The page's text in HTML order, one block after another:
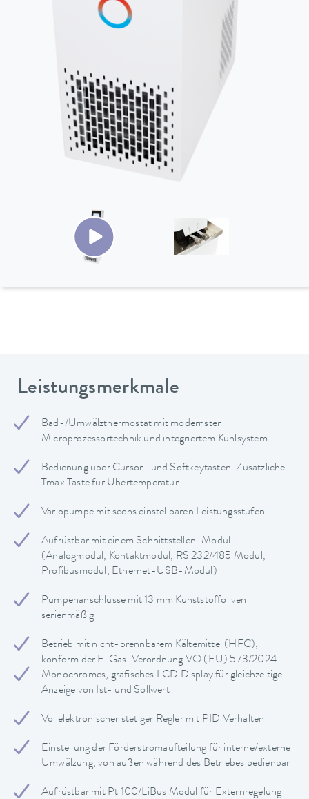
Leistungsmerkmale
Bad-/Umwälzthermostat mit modernster
Microprozessortechnik und integriertem Kühlsystem
Bedienung über Cursor- und Softkeytasten. Zusätzliche
Tmax Taste für Übertemperatur
Variopumpe mit sechs einstellbaren Leistungsstufen
Aufrüstbar mit einem Schnittstellen-Modul
(Analogmodul, Kontaktmodul, RS 232/485 Modul,
Profibusmodul, Ethernet-USB-Modul)
Pumpenanschlüsse mit 13 mm Kunststoffoliven
serienmäßig
Betrieb mit nicht-brennbarem Kältemittel (HFC),
konform der F-Gas-Verordnung VO (EU) 573/2024
Monochromes, grafisches LCD Display für gleichzeitige
Anzeige von Ist- und Sollwert
Vollelektronischer stetiger Regler mit PID Verhalten
Einstellung der Förderstromaufteilung für interne/externe
Umwälzung, von außen während des Betriebes bedienbar
Aufrüstbar mit Pt 100/LiBus Modul für Externregelung